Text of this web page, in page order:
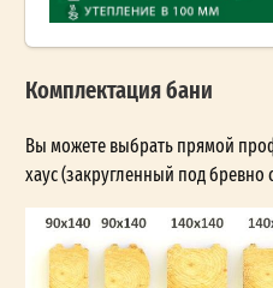
Комплектация бани
Вы можете выбрать прямой
хаус (закругленный под бревно